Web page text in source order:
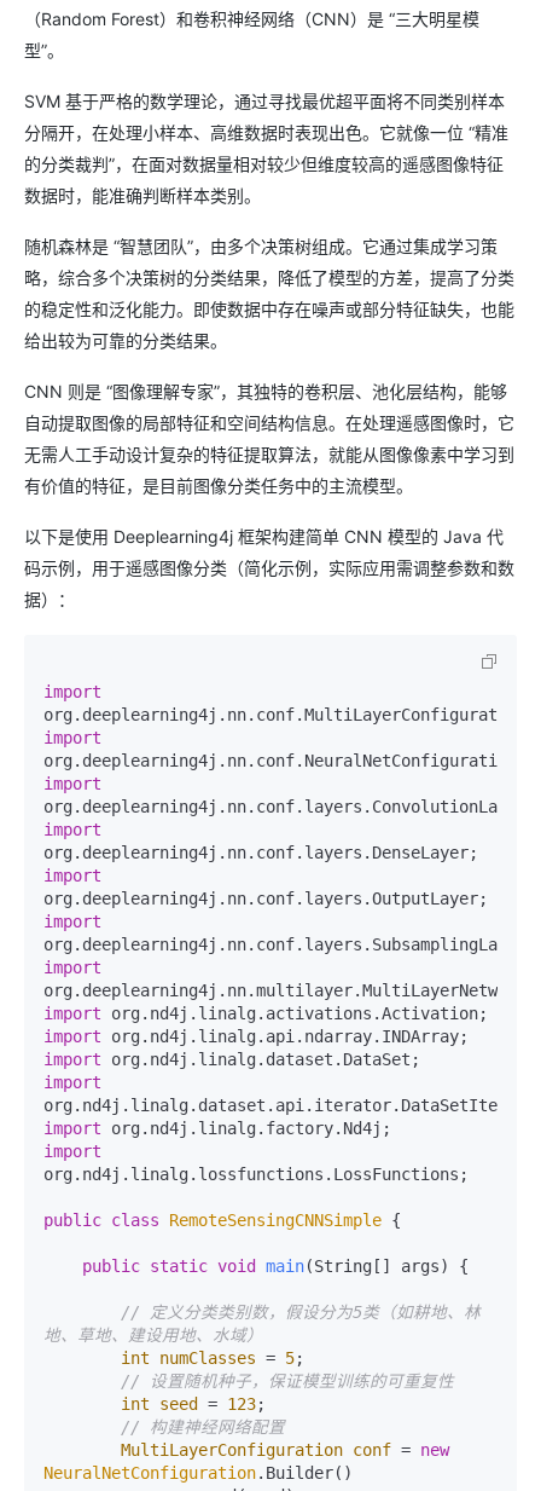
（Random Forest）和卷积神经网络（CNN）是 “三大明星模
型”。
SVM 基于严格的数学理论，通过寻找最优超平面将不同类别样本
分隔开，在处理小样本、高维数据时表现出色。它就像一位 “精准
的分类裁判”，在面对数据量相对较少但维度较高的遥感图像特征
数据时，能准确判断样本类别。
随机森林是 “智慧团队”，由多个决策树组成。它通过集成学习策
略，综合多个决策树的分类结果，降低了模型的方差，提高了分类
的稳定性和泛化能力。即使数据中存在噪声或部分特征缺失，也能
给出较为可靠的分类结果。
CNN 则是 “图像理解专家”，其独特的卷积层、池化层结构，能够
自动提取图像的局部特征和空间结构信息。在处理遥感图像时，它
无需人工手动设计复杂的特征提取算法，就能从图像像素中学习到
有价值的特征，是目前图像分类任务中的主流模型。
以下是使用 Deeplearning4j 框架构建简单 CNN 模型的 Java 代
码示例，用于遥感图像分类（简化示例，实际应用需调整参数和数
据）：
import
import
import
import
import
import
import
import
import
import
import
import
import
org.nd4j.linalg.lossfunctions.LossFunctions;
public class RemoteSensingCNNSimple {
public static void main(String[] args) {
// 定义分类类别数，假设分为5类（如耕地、林
地、草地、建设用地、水域）
int
numClasses = 5;
// 设置随机种子，保证模型训练的可重复性
int
seed = 123;
// 构建神经网络配置
MultiLayerConfiguration conf = new
NeuralNetConfiguration.Builder()